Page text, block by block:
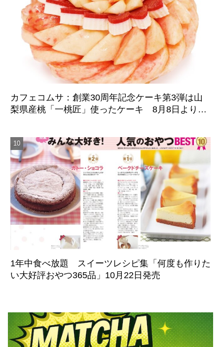
カフェコムサ：創業30周年記念ケーキ第3弾は山
梨県産桃「一桃匠」使ったケーキ 8月8日より期
1年中食べ放題 スイーツレシピ集「何度も作りた
い大好評おやつ365品」10月22日発売